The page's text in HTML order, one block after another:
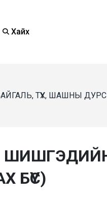
Хайх
ТҮҮХ, ШАШНЫ
БҮС)